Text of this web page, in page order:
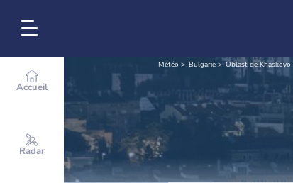
Accueil
Radar
Météo Bulgarie Oblast de Khaskovo